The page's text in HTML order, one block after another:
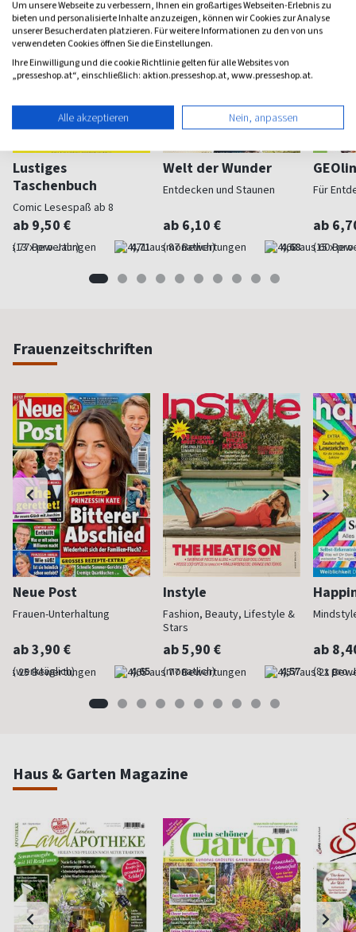
Lustiges
Taschenbuch
Comic Lesespaß ab 8
ab 9,50 €
(13 x pro Jahr) 4,71
Welt der Wunder
Entdecken und Staunen
ab 6,10 €
(monatlich) 4,68
Für
ab
(15 x
Frauenzeitschriften
Neue Post
Frauen-Unterhaltung
ab 3,90 €
(werktäglich) 4,65
Instyle
Fashion, Beauty, Lifestyle &
Stars
ab 5,90 €
(monatlich) 4,57
ab
(8 x pro
Haus & Garten Magazine
Um unsere Webseite zu verbessern, Ihnen ein großartiges Webseiten-Erlebnis zu
bieten und personalisierte Inhalte anzuzeigen, können wir Cookies zur Analyse
unserer Besucherdaten platzieren. Für weitere Informationen zu den von uns
verwendeten Cookies öffnen Sie die Einstellungen.
Ihre Einwilligung und die cookie Richtlinie gelten für alle Websites von
„presseshop.at“, einschließlich: aktion.presseshop.at, www.presseshop.at.
Alle akzeptieren Nein, anpassen